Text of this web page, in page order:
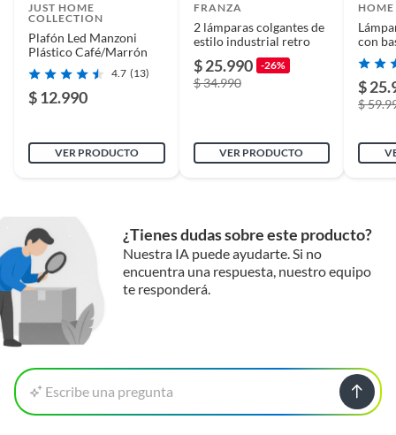
JUST HOME
COLLECTION
Plafón Led Manzoni
Plástico Café/Marrón
4.7 (13)
$ 12.990
VER PRODUCTO
FRANZA
2 lámparas colgantes de
estilo industrial retro
$ 25.990 -26%
$ 34.990
VER PRODUCTO
con
18cm
$
$
¿Tienes dudas sobre este producto?
Nuestra IA puede ayudarte. Si no
encuentra una respuesta, nuestro equipo
te responderá.
Escribe una pregunta